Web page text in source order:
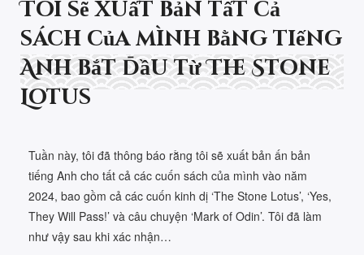
Tôi sẽ xuất bản tất cả
sách của mình bằng tiếng
Anh bắt đầu từ The Stone
Lotus
Tuần này, tôi đã thông báo rằng tôi sẽ xuất bản ấn bản
tiếng Anh cho tất cả các cuốn sách của mình vào năm
2024, bao gồm cả các cuốn kinh dị ‘The Stone Lotus’, ‘Yes,
They Will Pass!’ và câu chuyện ‘Mark of Odin’. Tôi đã làm
như vậy sau khi xác nhận…